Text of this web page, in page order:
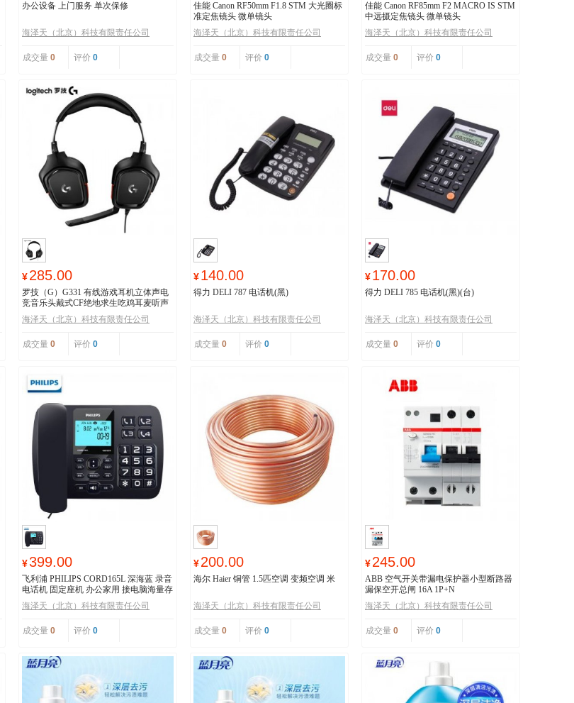
办公设备 上门服务 单次保修
海泽天（北京）科技有限责任公司
成交量 0 评价 0
佳能 Canon RF50mm F1.8 STM 大光圈标
准定焦镜头 微单镜头
海泽天（北京）科技有限责任公司
成交量 0 评价 0
佳能 Canon RF85mm F2 MACRO IS STM
中远摄定焦镜头 微单镜头
海泽天（北京）科技有限责任公司
成交量 0 评价 0
¥285.00
罗技（G）G331 有线游戏耳机立体声电
竞音乐头戴式CF绝地求生吃鸡耳麦听声
辨位LOL
海泽天（北京）科技有限责任公司
成交量 0 评价 0
¥140.00
得力 DELI 787 电话机(黑)
海泽天（北京）科技有限责任公司
成交量 0 评价 0
¥170.00
得力 DELI 785 电话机(黑)(台)
海泽天（北京）科技有限责任公司
成交量 0 评价 0
¥399.00
飞利浦 PHILIPS CORD165L 深海蓝 录音
电话机 固定座机 办公家用 接电脑海量存
储 智能屏幕拨打
海泽天（北京）科技有限责任公司
成交量 0 评价 0
¥200.00
海尔 Haier 铜管 1.5匹空调 变频空调 米
海泽天（北京）科技有限责任公司
成交量 0 评价 0
¥245.00
ABB 空气开关带漏电保护器小型断路器
漏保空开总闸 16A 1P+N
海泽天（北京）科技有限责任公司
成交量 0 评价 0